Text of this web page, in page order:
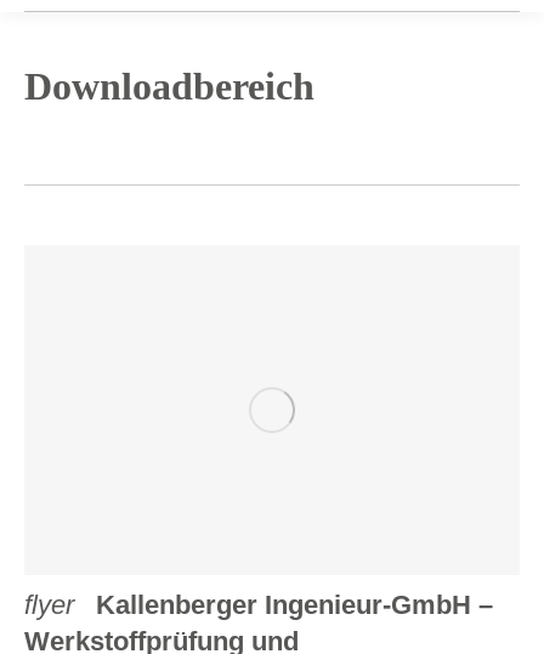
Downloadbereich
flyerKallenberger Ingenieur-GmbH –
Werkstoffprüfung und